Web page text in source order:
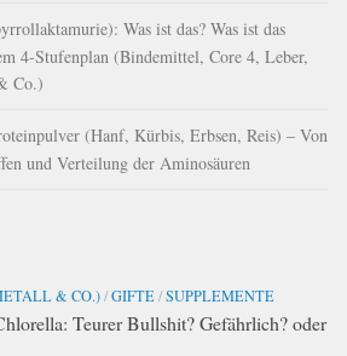
Was ist das? Was ist das
4-Stufenplan (Bindemittel, Core 4, Leber,
Co.)
(Hanf, Kürbis, Erbsen, Reis) – Von
und Verteilung der Aminosäuren
& CO.)/GIFTE/SUPPLEMENTE
Teurer Bullshit? Gefährlich? oder